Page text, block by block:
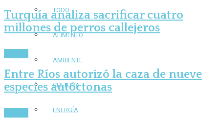
TODO
ALIMENTO
AMBIENTE
CULTURA
ENERGÍA
Turquía analiza sacrificar cuatro
millones de perros callejeros
Entre Ríos autorizó la caza de nueve
especies autóctonas